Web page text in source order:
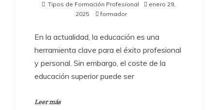
Tipos de Formación Profesional
enero 29,
2025
formador
En la actualidad, la educación es una
herramienta clave para el éxito profesional
y personal. Sin embargo, el coste de la
educación superior puede ser
Leer más